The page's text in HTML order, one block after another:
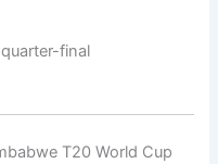
final
T20 World Cup